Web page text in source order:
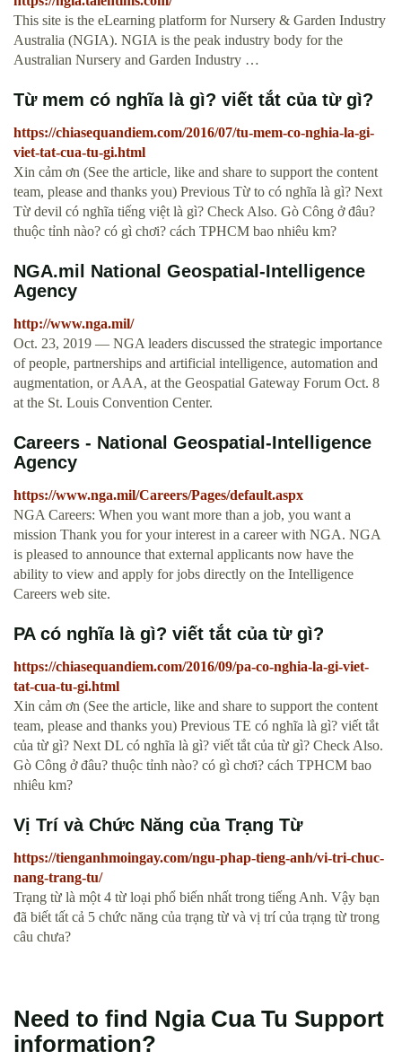
This site is the eLearning platform for Nursery & Garden Industry
Australia (NGIA). NGIA is the peak industry body for the
Australian Nursery and Garden Industry …
Từ mem có nghĩa là gì? viết tắt của từ gì?
https://chiasequandiem.com/2016/07/tu-mem-co-nghia-la-gi-
viet-tat-cua-tu-gi.html
Xin cảm ơn (See the article, like and share to support the content
team, please and thanks you) Previous Từ to có nghĩa là gì? Next
Từ devil có nghĩa tiếng việt là gì? Check Also. Gò Công ở đâu?
thuộc tỉnh nào? có gì chơi? cách TPHCM bao nhiêu km?
NGA.mil National Geospatial-Intelligence
Agency
http://www.nga.mil/
Oct. 23, 2019 — NGA leaders discussed the strategic importance
of people, partnerships and artificial intelligence, automation and
augmentation, or AAA, at the Geospatial Gateway Forum Oct. 8
at the St. Louis Convention Center.
Careers - National Geospatial-Intelligence
Agency
https://www.nga.mil/Careers/Pages/default.aspx
NGA Careers: When you want more than a job, you want a
mission Thank you for your interest in a career with NGA. NGA
is pleased to announce that external applicants now have the
ability to view and apply for jobs directly on the Intelligence
Careers web site.
PA có nghĩa là gì? viết tắt của từ gì?
https://chiasequandiem.com/2016/09/pa-co-nghia-la-gi-viet-
tat-cua-tu-gi.html
Xin cảm ơn (See the article, like and share to support the content
team, please and thanks you) Previous TE có nghĩa là gì? viết tắt
của từ gì? Next DL có nghĩa là gì? viết tắt của từ gì? Check Also.
Gò Công ở đâu? thuộc tỉnh nào? có gì chơi? cách TPHCM bao
nhiêu km?
Vị Trí và Chức Năng của Trạng Từ
https://tienganhmoingay.com/ngu-phap-tieng-anh/vi-tri-chuc-
nang-trang-tu/
Trạng từ là một 4 từ loại phổ biến nhất trong tiếng Anh. Vậy bạn
đã biết tất cả 5 chức năng của trạng từ và vị trí của trạng từ trong
câu chưa?
Need to find Ngia Cua Tu Support
information?